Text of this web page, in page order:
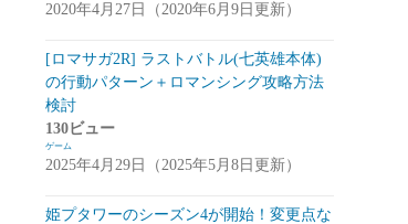
崩落のCARNEADES(ホウカル)(15)
Zold:Out~鍛冶屋の物語(ゾルカジ) (13)
攻略情報 (5)
雑談(7)
拡張少女系トライナリー(トライナリー)
2020年4月27日（2020年6月9日更新）
[ロマサガ2R] ラストバトル(七英雄本体)
の行動パターン＋ロマンシング攻略方法
検討
130ビュー
ゲーム
2025年4月29日（2025年5月8日更新）
姫プタワーのシーズン4が開始！変更点な